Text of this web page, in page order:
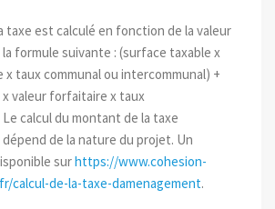
taxe est calculé en fonction de la valeur
formule suivante : (surface taxable x
taux communal ou intercommunal) +
valeur forfaitaire x taux
calcul du montant de la taxe
dépend de la nature du projet. Un
surhttps://www.cohesion-
calcul-de-la-taxe-damenagement.